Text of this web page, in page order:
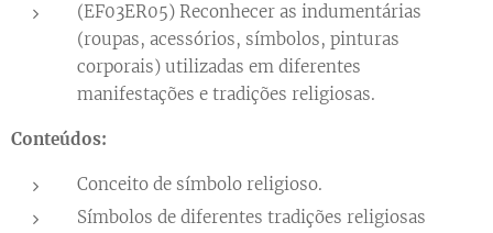
(EF03ER05) Reconhecer as indumentárias
(roupas, acessórios, símbolos, pinturas
corporais) utilizadas em diferentes
manifestações e tradições religiosas.
Conteúdos:
Conceito de símbolo religioso.
Símbolos de diferentes tradições religiosas